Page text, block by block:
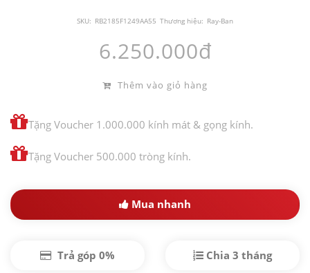
SKU: RB2185F1249AA55 Thương hiệu: Ray-Ban
6.250.000đ
Thêm vào giỏ hàng
Tặng Voucher 1.000.000 kính mát & gọng kính.
Tặng Voucher 500.000 tròng kính.
Mua nhanh
Trả góp 0% Chia 3 tháng